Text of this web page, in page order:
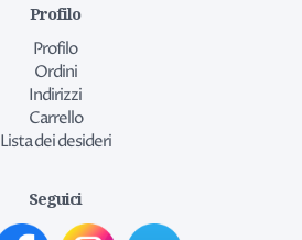
Profilo
Profilo
Ordini
Indirizzi
Carrello
Lista dei desideri
Seguici